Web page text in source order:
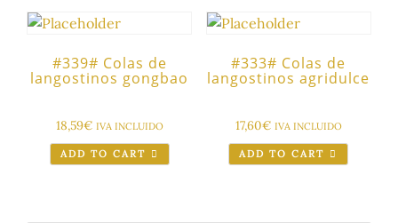
#339# Colas de
langostinos gongbao
18,59€ IVA INCLUIDO
ADD TO CART
#333# Colas de
langostinos agridulce
17,60€ IVA INCLUIDO
ADD TO CART